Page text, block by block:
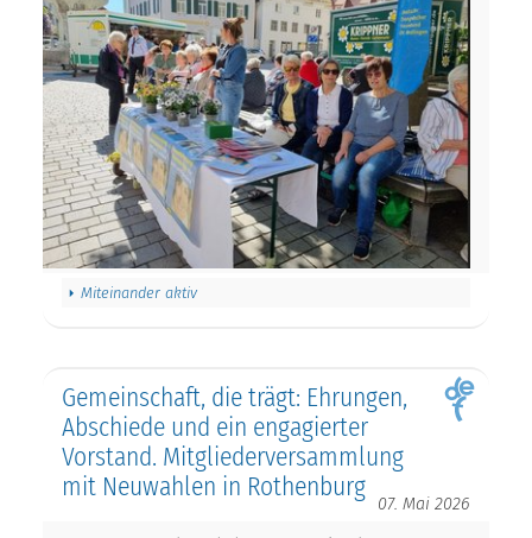
Miteinander aktiv
Gemeinschaft, die trägt: Ehrungen,
Abschiede und ein engagierter
Vorstand. Mitgliederversammlung
mit Neuwahlen in Rothenburg
07. Mai 2026